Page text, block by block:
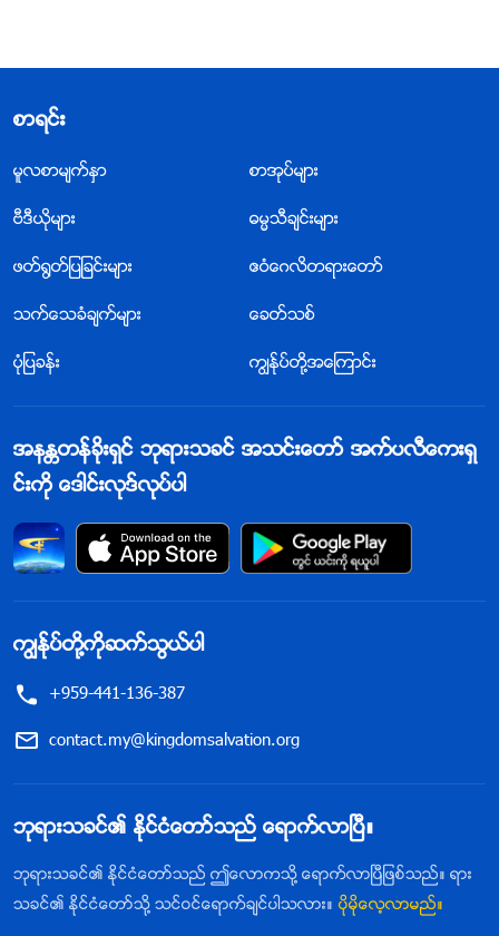
စာရင္း
မူလစာမ်က္ႏွာ စာအုပ္မ်ား
ဗီဒီယိုမ်ား ဓမၼသီခ်င္းမ်ား
ဖတ္႐ြတ္ျပျခင္းမ်ား ဧဝံေဂလိတရားေတာ္
သက္ေသခံခ်က္မ်ား ေခတ္သစ္
ပုံျပခန္း ကြၽန္ုပ္တို႔အေၾကာင္း
အနႏၲတန္ခိုးရွင္ ဘုရားသခင္ အသင္းေတာ္ အက္ပလီေကးရွ
င္းကို ေဒါင္းလုဒ္လုပ္ပါ
ကြၽန္ုပ္တို႔ကိုဆက္သြယ္ပါ
+959-441-136-387
contact.my@kingdomsalvation.org
ဘုရားသခင္၏ ႏိုင္ငံေတာ္သည္ ေရာက္လာၿပီ။
ဘုရားသခင္၏ ႏိုင္ငံေတာ္သည္ ဤေလာကသို႔ ေရာက္လာၿပီျဖစ္သည္။ ရား
သခင္၏ ႏိုင္ငံေတာ္သို႔ သင္ဝင္ေရာက္ခ်င္ပါသလား။ ပိုမိုေလ့လာမည္။